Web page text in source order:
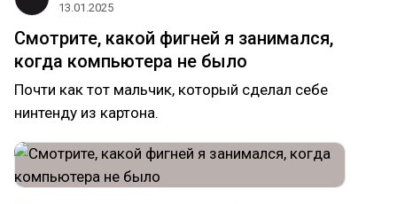
13.01.2025
Смотрите, какой фигней я занимался,
когда компьютера не было
Почти как тот мальчик, который сделал себе
нинтенду из картона.